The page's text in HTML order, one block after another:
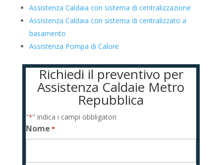
Assistenza Caldaia con sistema di centralizzazione
Assistenza Caldaia con sistema di centralizzato a
basamento
Assistenza Pompa di Calore
Richiedi il preventivo per
Assistenza Caldaie Metro
Repubblica
"*" indica i campi obbligatori
Nome *